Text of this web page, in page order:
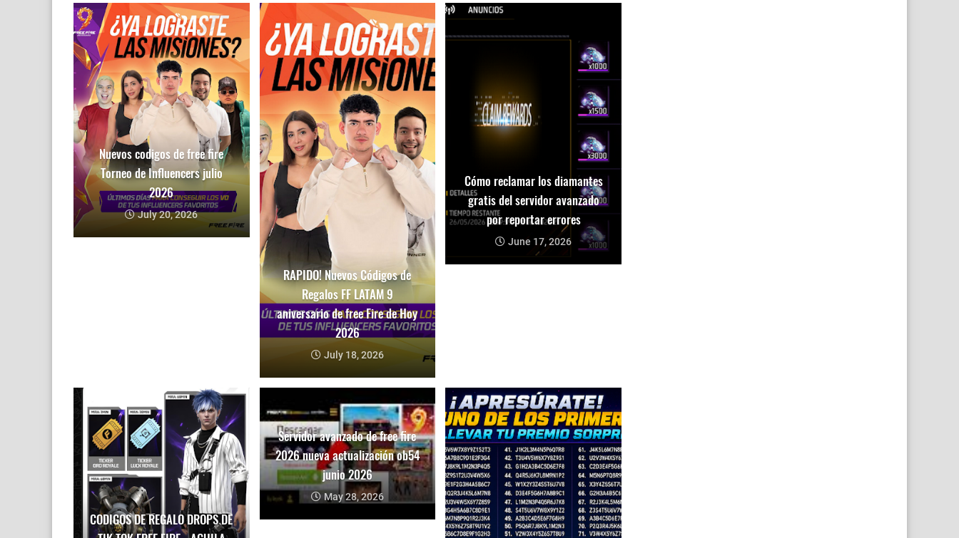
Nuevos codigos de free fire
Torneo de Influencers julio
2026
July 20, 2026
RAPIDO! Nuevos Códigos de
Regalos FF LATAM 9
aniversario de free Fire de Hoy
2026
July 18, 2026
Cómo reclamar los diamantes
gratis del servidor avanzado
por reportar errores
June 17, 2026
CODIGOS DE REGALO DROPS DE
Servidor avanzado de free fire
2026 nueva actualización ob54
junio 2026
May 28, 2026